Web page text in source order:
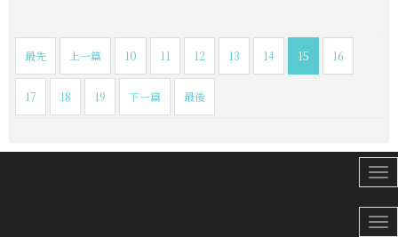
最先 上一篇 10 11 12 13 14 15 16
17 18 19 下一篇 最後